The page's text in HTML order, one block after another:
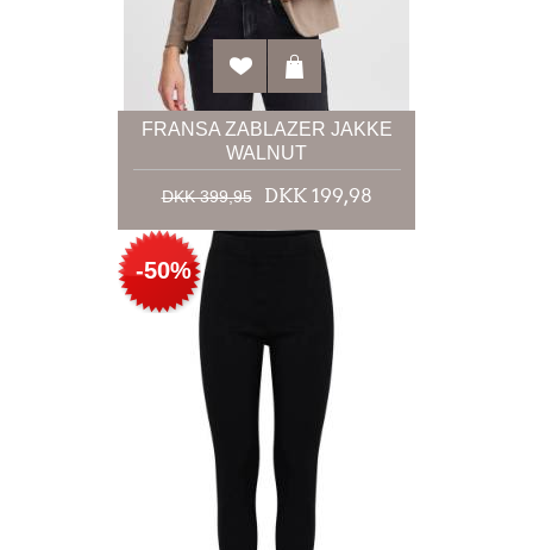
FRANSA ZABLAZER JAKKE
WALNUT
DKK 399,95 DKK 199,98
-50%